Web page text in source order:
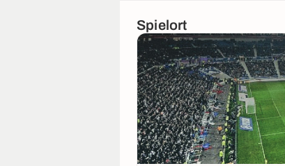
Spielort